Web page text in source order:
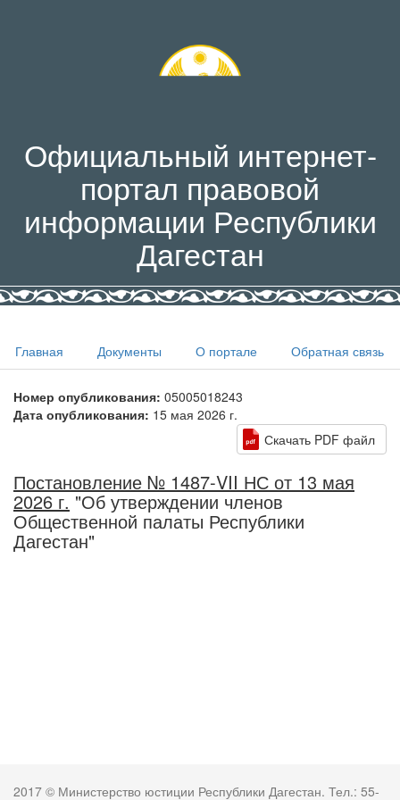
Официальный интернет-
портал правовой
информации Республики
Дагестан
Главная Документы О портале Обратная связь
Номер опубликования: 05005018243
Дата опубликования: 15 мая 2026 г.
Скачать PDF файл
Постановление № 1487-VII НС от 13 мая
2026 г. "Об утверждении членов
Общественной палаты Республики
Дагестан"
2017 © Министерство юстиции Республики Дагестан. Тел.: 55-